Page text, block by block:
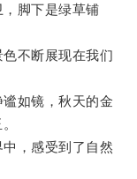
脚下是绿草铺
不断展现在我们
如镜，秋天的金
，感受到了自然